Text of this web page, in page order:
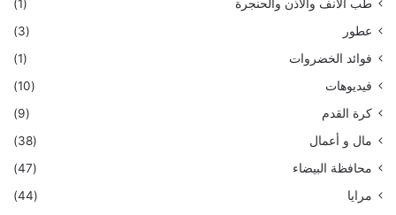
طب الأنف والأذن والحنجرة
(1)
عطور
(3)
فوائد الخضروات
(1)
فيديوهات
(10)
كرة القدم
(9)
مال و أعمال
(38)
محافظة البيضاء
(47)
مرايا
(44)